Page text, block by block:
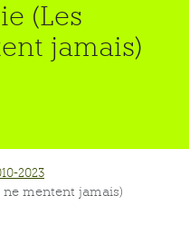
(Les
jamais)
2023
ne mentent jamais)